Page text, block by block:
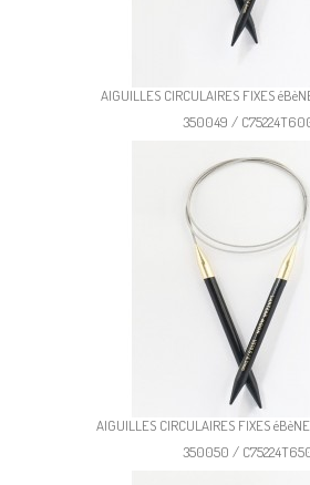
AIGUILLES CIRCULAIRES FIXES
350049 /
AIGUILLES CIRCULAIRES FIXES
350050 /